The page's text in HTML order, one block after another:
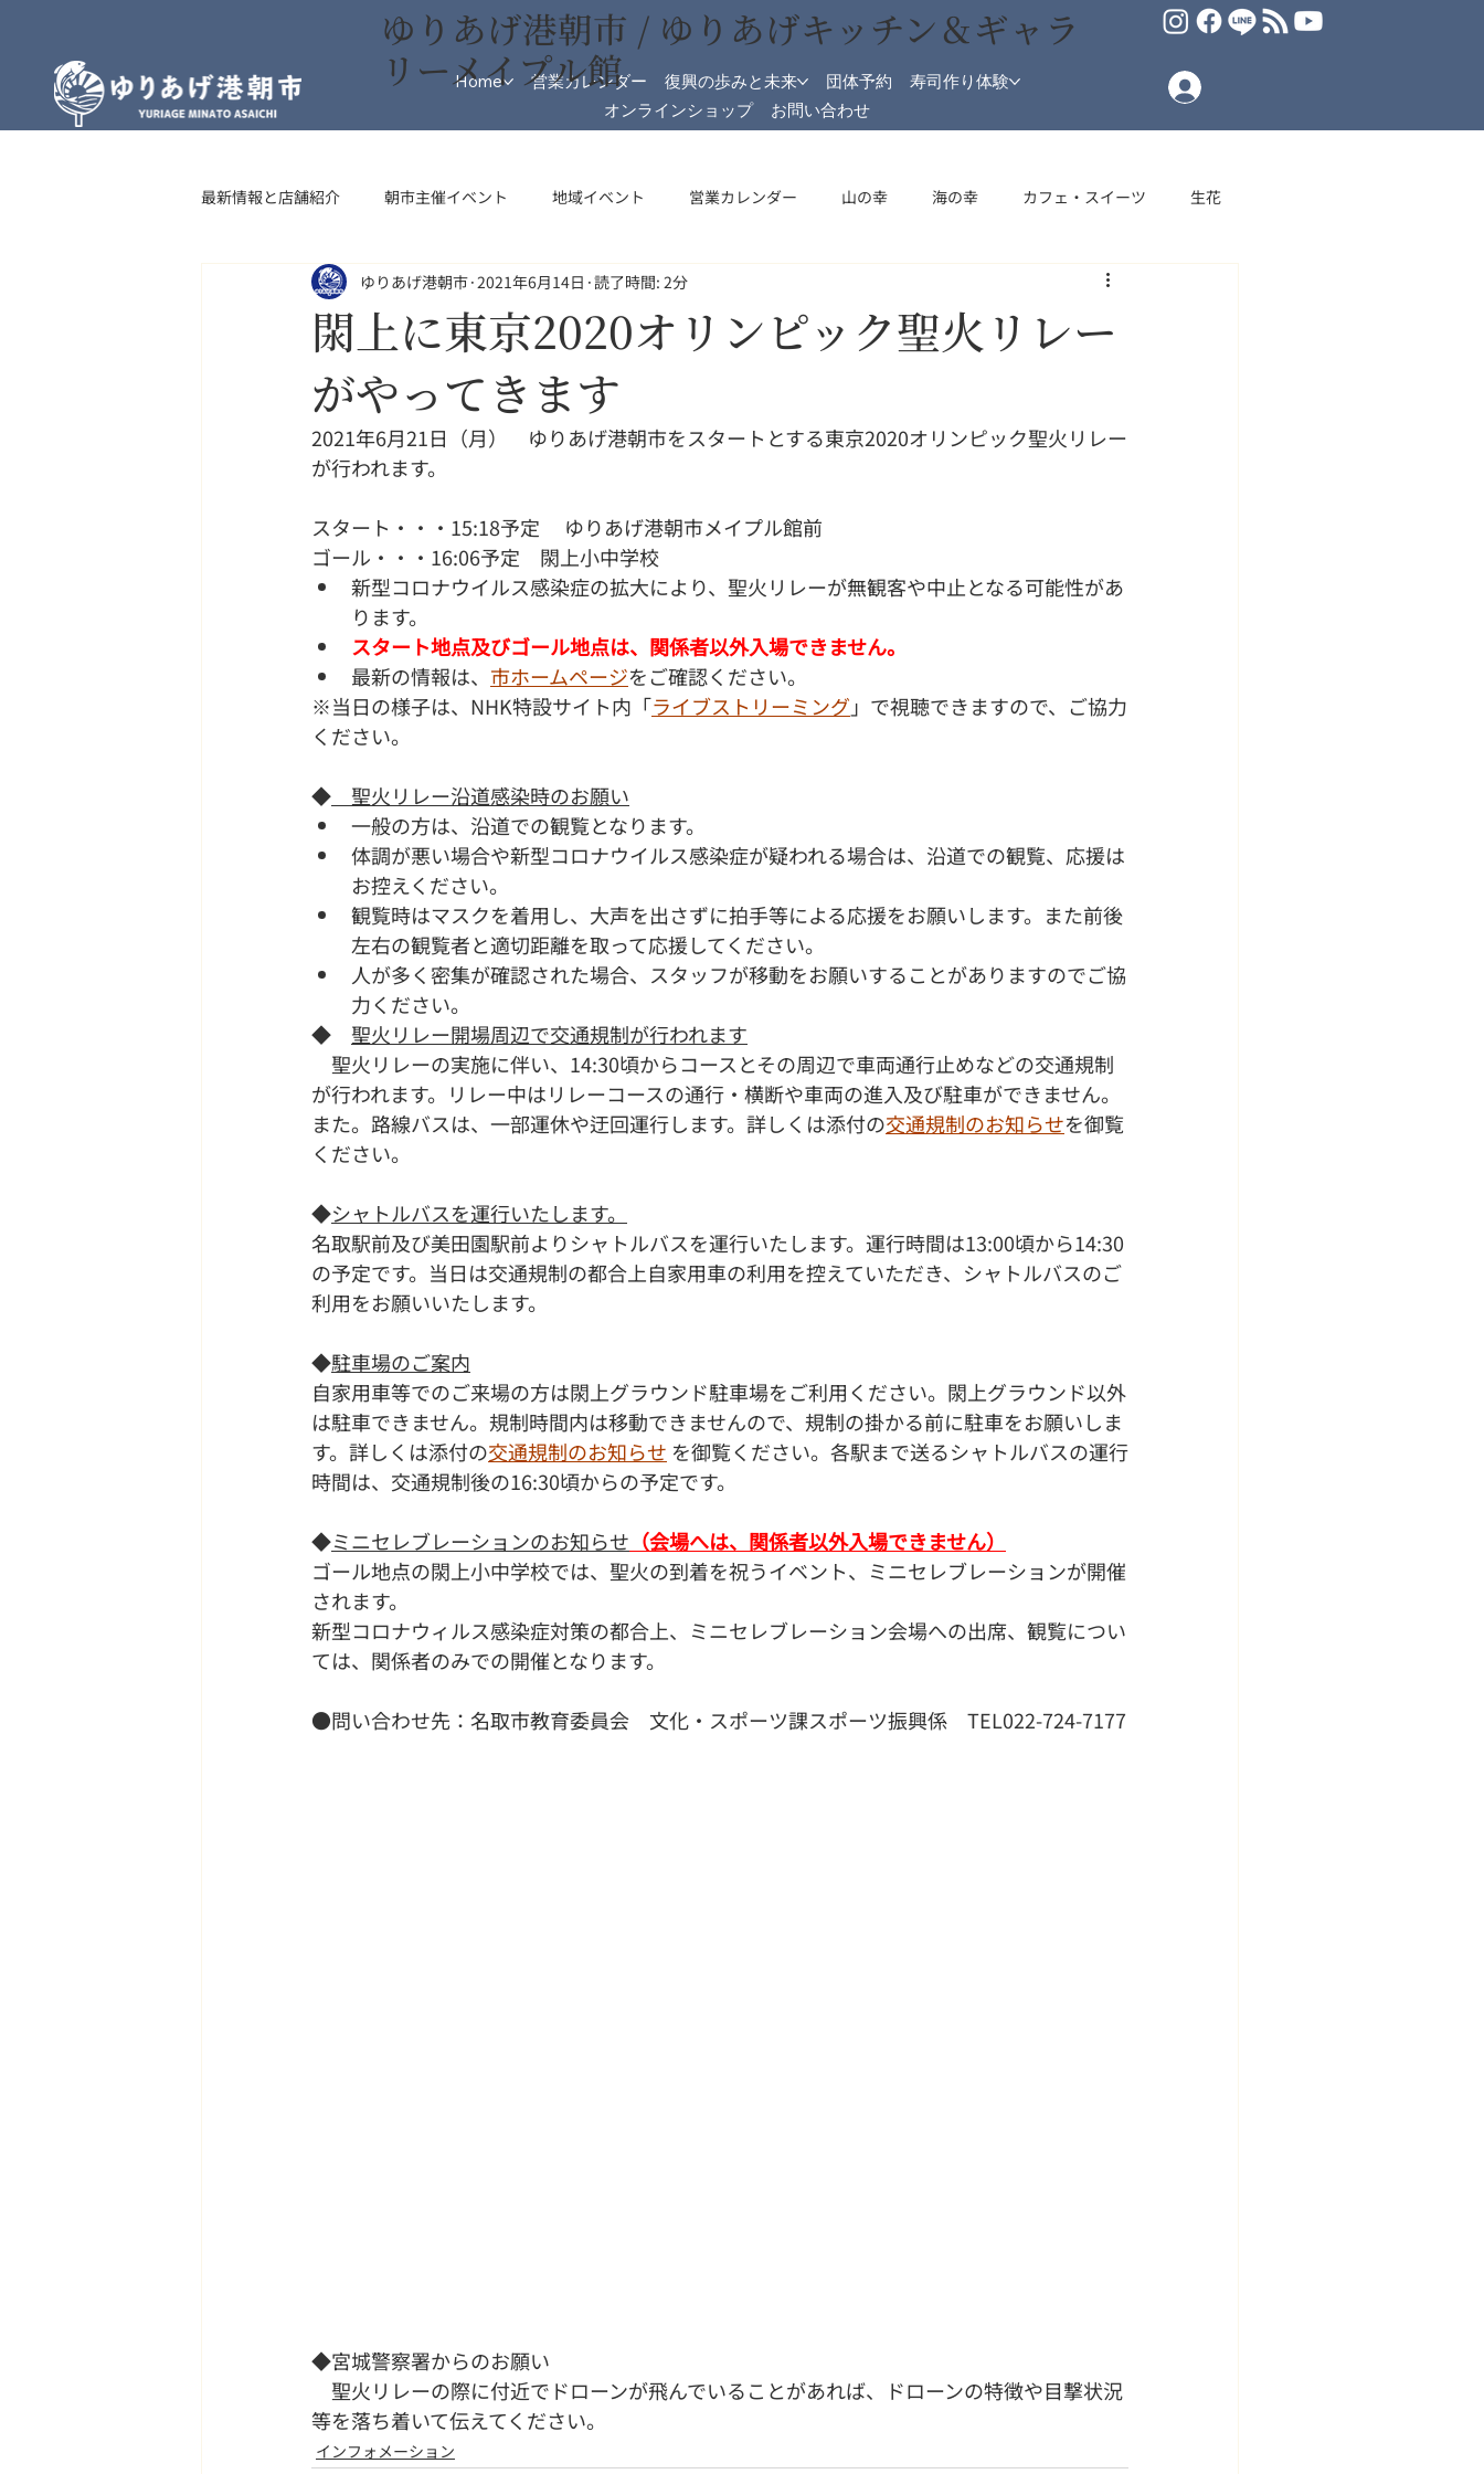
Home 営業カレンダー 復興の歩みと未来 団体予約
寿司作り体験
オンラインショップ
お問い合わせ
ゆりあげ港朝市 / ゆりあげキッチン＆ギャラ
リーメイプル館
最新情報と店舗紹介 朝市主催イベント 地域イベント 営業カレンダー 山の幸 海の幸 カフェ・スイーツ 生花
インフォメーション フード・加工 メイプル館 メイプル館情報
閖上に東京2020オリンピック聖火リレー
がやってきます
ゆりあげ港朝市 2021年6月14日 読了時間: 2分
2021年6月21日（月）　ゆりあげ港朝市をスタートとする東京2020オリンピック聖火リレー
が行われます。
スタート・・・15:18予定 　ゆりあげ港朝市メイプル館前
ゴール・・・16:06予定　閖上小中学校
新型コロナウイルス感染症の拡大により、聖火リレーが無観客や中止となる可能性があ
ります。
スタート地点及びゴール地点は、関係者以外入場できません。
最新の情報は、 市ホームページをご確認ください。
※当日の様子は、NHK特設サイト内「ライブストリーミング 」で視聴できますので、ご協力
ください。
◆ 聖火リレー沿道感染時のお願い
一般の方は、沿道での観覧となります。
体調が悪い場合や新型コロナウイルス感染症が疑われる場合は、沿道での観覧、応援は
お控えください。
観覧時はマスクを着用し、大声を出さずに拍手等による応援をお願いします。また前後
左右の観覧者と適切距離を取って応援してください。
人が多く密集が確認された場合、スタッフが移動をお願いすることがありますのでご協
力ください。
◆ 聖火リレー開場周辺で交通規制が行われます
聖火リレーの実施に伴い、14:30頃からコースとその周辺で車両通行止めなどの交通規制
が行われます。リレー中はリレーコースの通行・横断や車両の進入及び駐車ができません。
また。路線バスは、一部運休や迂回運行します。詳しくは添付の交通規制のお知らせを御覧
ください。
◆シャトルバスを運行いたします。
名取駅前及び美田園駅前よりシャトルバスを運行いたします。運行時間は13:00頃から14:30
の予定です。当日は交通規制の都合上自家用車の利用を控えていただき、シャトルバスのご
利用をお願いいたします。
◆駐車場のご案内
自家用車等でのご来場の方は閖上グラウンド駐車場をご利用ください。閖上グラウンド以外
は駐車できません。規制時間内は移動できませんので、規制の掛かる前に駐車をお願いしま
す。詳しくは添付の交通規制のお知らせ を御覧ください。各駅まで送るシャトルバスの運行
時間は、交通規制後の16:30頃からの予定です。
◆ミニセレブレーションのお知らせ （会場へは、関係者以外入場できません）
ゴール地点の閖上小中学校では、聖火の到着を祝うイベント、ミニセレブレーションが開催
されます。
新型コロナウィルス感染症対策の都合上、ミニセレブレーション会場への出席、観覧につい
ては、関係者のみでの開催となります。
●問い合わせ先：名取市教育委員会　文化・スポーツ課スポーツ振興係　TEL022-724-7177
◆宮城警察署からのお願い
聖火リレーの際に付近でドローンが飛んでいることがあれば、ドローンの特徴や目撃状況
等を落ち着いて伝えてください。
インフォメーション